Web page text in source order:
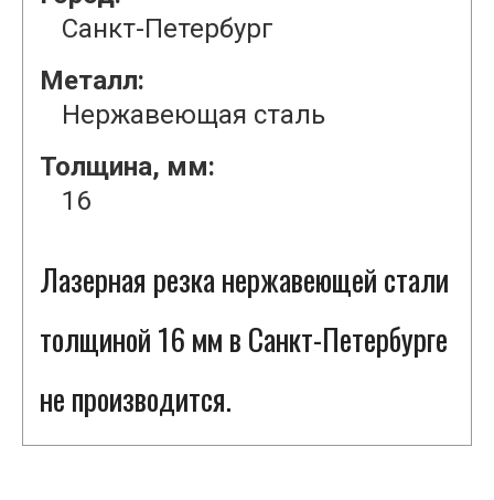
Санкт-Петербург
Металл:
Нержавеющая сталь
Толщина, мм:
16
Лазерная резка нержавеющей стали
толщиной 16 мм в Санкт-Петербурге
не производится.